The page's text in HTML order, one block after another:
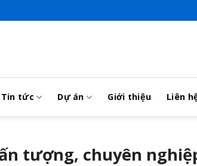
Tin tức Dự án Giới thiệu Liên
tượng, chuyên